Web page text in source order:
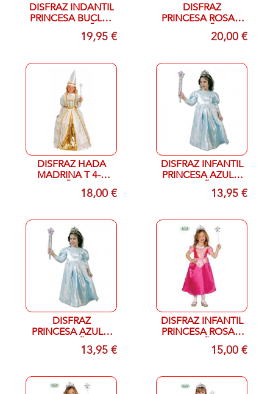
DISFRAZ INDANTIL
PRINCESA BUCLES
T L 112-14 AÑOS
19,95 €
DISFRAZ
PRINCESA ROSA T
10-12 AÑOS20,00 €
DISFRAZ HADA
MADRINA T 4-6
AÑOS18,00 €
DISFRAZ INFANTIL
PRINCESA AZUL T
2-4 AÑOS13,95 €
DISFRAZ
PRINCESA AZUL T
10-12 AÑOS13,95 €
DISFRAZ INFANTIL
PRINCESA ROSA T
5-6 AÑOS15,00 €